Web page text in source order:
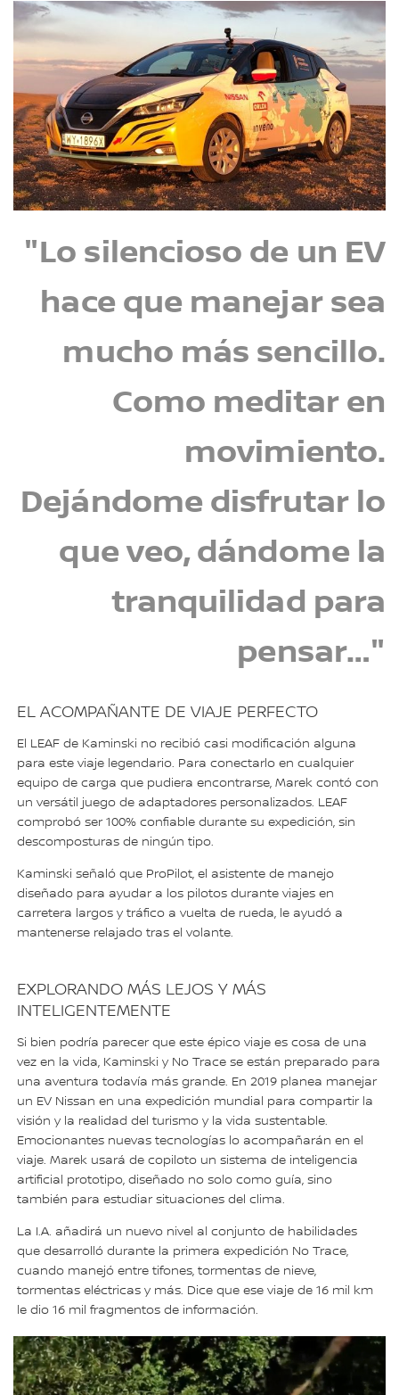
"Lo silencioso de un EV
hace que manejar sea
mucho más sencillo.
Como meditar en
movimiento.
Dejándome disfrutar lo
que veo, dándome la
tranquilidad para
pensar…"
EL ACOMPAÑANTE DE VIAJE PERFECTO
El LEAF de Kaminski no recibió casi modificación alguna
para este viaje legendario. Para conectarlo en cualquier
equipo de carga que pudiera encontrarse, Marek contó con
un versátil juego de adaptadores personalizados. LEAF
comprobó ser 100% confiable durante su expedición, sin
descomposturas de ningún tipo.
Kaminski señaló que ProPilot, el asistente de manejo
diseñado para ayudar a los pilotos durante viajes en
carretera largos y tráfico a vuelta de rueda, le ayudó a
mantenerse relajado tras el volante.
EXPLORANDO MÁS LEJOS Y MÁS
INTELIGENTEMENTE
Si bien podría parecer que este épico viaje es cosa de una
vez en la vida, Kaminski y No Trace se están preparado para
una aventura todavía más grande. En 2019 planea manejar
un EV Nissan en una expedición mundial para compartir la
visión y la realidad del turismo y la vida sustentable.
Emocionantes nuevas tecnologías lo acompañarán en el
viaje. Marek usará de copiloto un sistema de inteligencia
artificial prototipo, diseñado no solo como guía, sino
también para estudiar situaciones del clima.
La I.A. añadirá un nuevo nivel al conjunto de habilidades
que desarrolló durante la primera expedición No Trace,
cuando manejó entre tifones, tormentas de nieve,
tormentas eléctricas y más. Dice que ese viaje de 16 mil km
le dio 16 mil fragmentos de información.